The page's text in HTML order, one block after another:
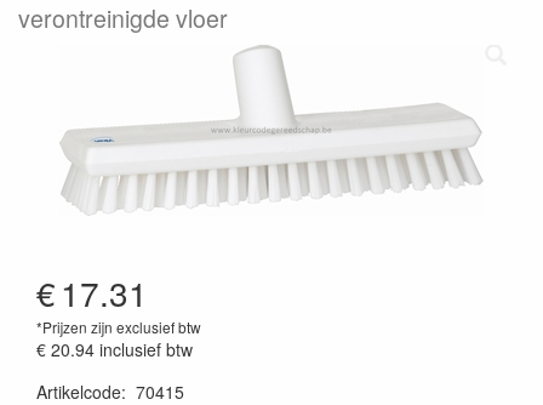
verontreinigde vloer
€17.31
*Prijzen zijn exclusief btw
€ 20.94 inclusief btw
Artikelcode: 70415